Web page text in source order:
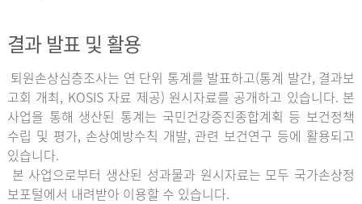
결과 발표 및 활용
퇴원손상심층조사는 연 단위 통계를 발표하고(통계 발간, 결과보
고회 개최, KOSIS 자료 제공) 원시자료를 공개하고 있습니다. 본
사업을 통해 생산된 통계는 국민건강증진종합계획 등 보건정책
수립 및 평가, 손상예방수칙 개발, 관련 보건연구 등에 활용되고
있습니다.
본 사업으로부터 생산된 성과물과 원시자료는 모두 국가손상정
보포털에서 내려받아 이용할 수 있습니다.